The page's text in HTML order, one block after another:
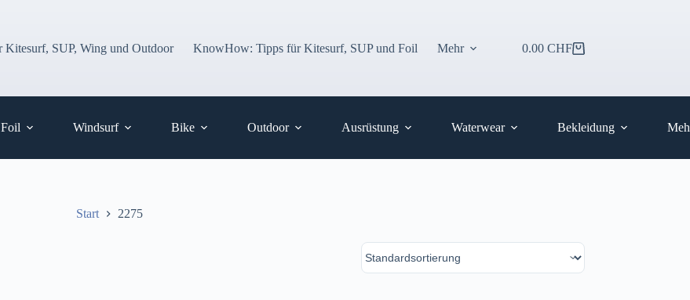
Kitesurf, SUP, Wing und Outdoor
KnowHow: Tipps für Kitesurf, SUP und Foil Mehr Warenkorb
0.00 CHF
Foil Windsurf Bike Outdoor Ausrüstung Waterwear Bekleidung
Start 2275